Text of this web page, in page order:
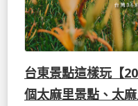
台東景點這樣玩【
個太麻里景點、太